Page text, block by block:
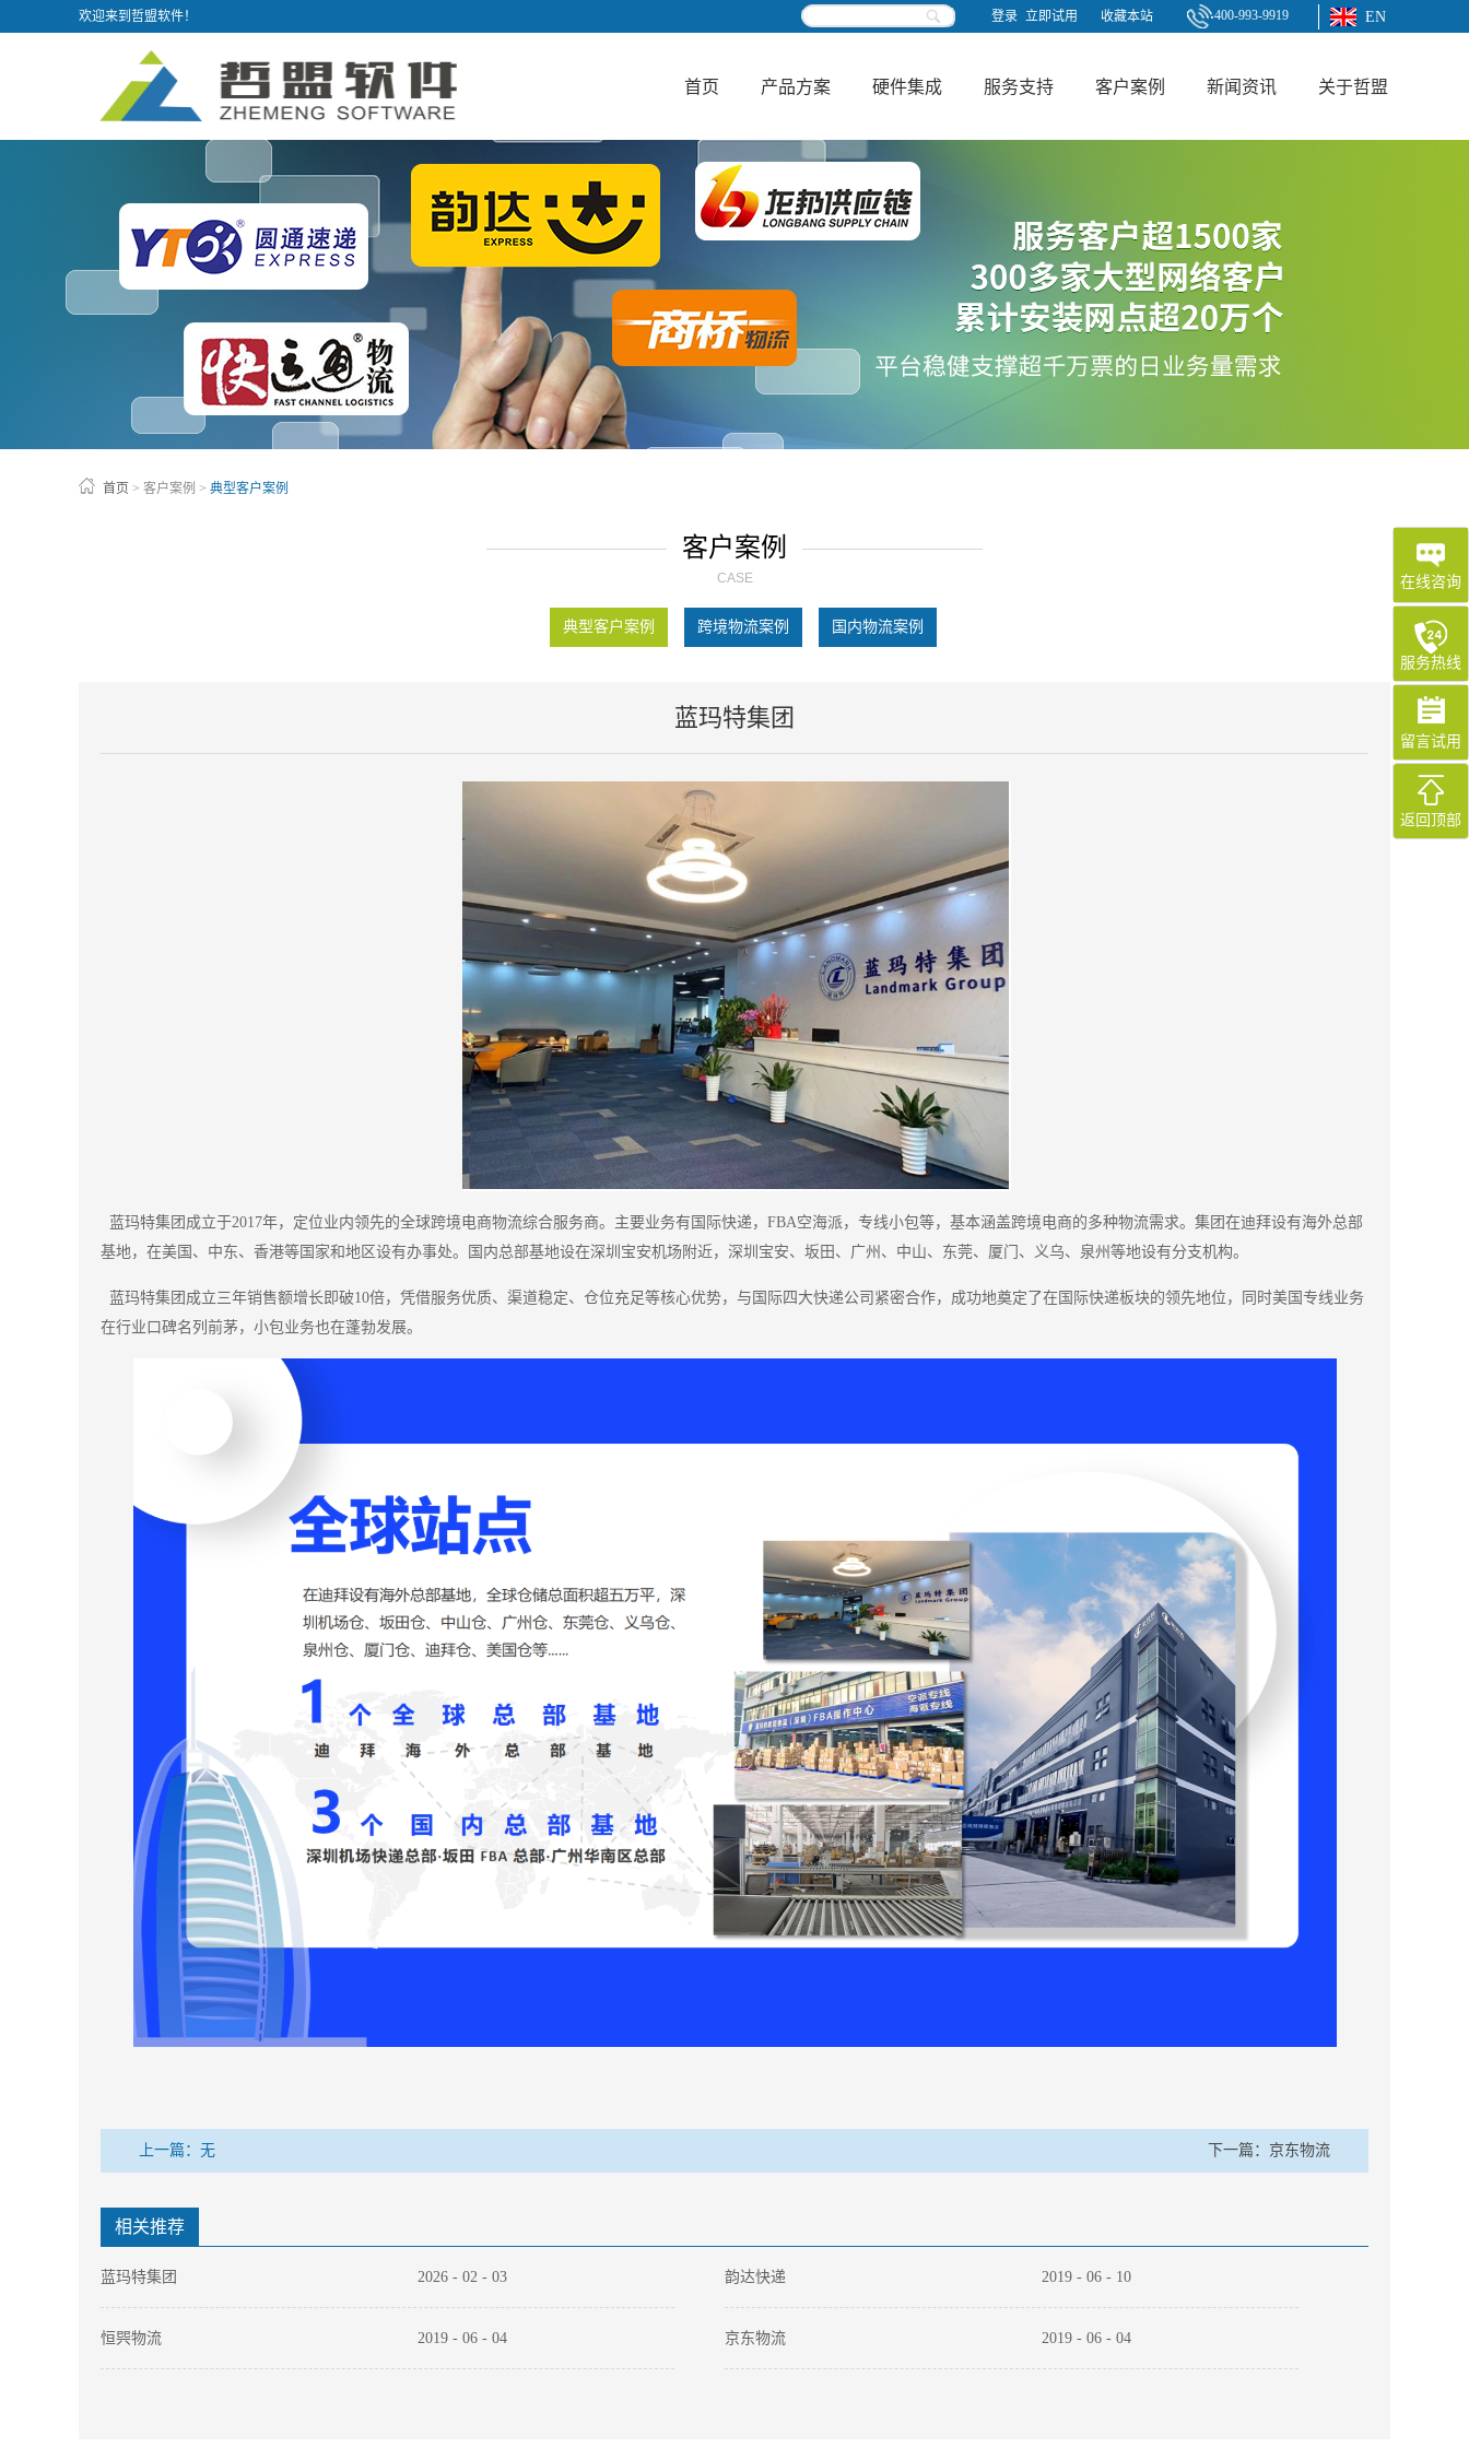
400-993-9919 EN
收藏本站
立即试用
登录
欢迎来到哲盟软件！
首页 产品方案 硬件集成 服务支持 客户案例 新闻资讯 关于哲盟
首页 > 客户案例 > 典型客户案例
客户案例
CASE
典型客户案例 跨境物流案例 国内物流案例
蓝玛特集团
蓝玛特集团成立于2017年，定位业内领先的全球跨境电商物流综合服务商。主要业务有国际快递，FBA空海派，专线小包等，基本涵盖跨境电商的多种物流需求。集团在迪拜设有海外总部
基地，在美国、中东、香港等国家和地区设有办事处。国内总部基地设在深圳宝安机场附近，深圳宝安、坂田、广州、中山、东莞、厦门、义乌、泉州等地设有分支机构。
蓝玛特集团成立三年销售额增长即破10倍，凭借服务优质、渠道稳定、仓位充足等核心优势，与国际四大快递公司紧密合作，成功地奠定了在国际快递板块的领先地位，同时美国专线业务
在行业口碑名列前茅，小包业务也在蓬勃发展。
上一篇：无 下一篇： 京东物流
相关推荐
蓝玛特集团 2026 - 02 - 03 韵达快递 2019 - 06 - 10
恒巺物流 2019 - 06 - 04 京东物流 2019 - 06 - 04
在线咨询
服务热线
留言试用
返回顶部